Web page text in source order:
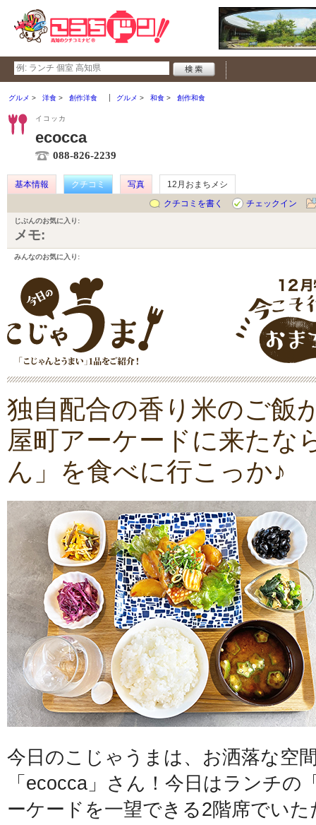
グルメ 洋食 創作洋食 グルメ 和食 創作和食
イコッカ
ecocca
088-826-2239
基本情報 クチコミ 写真
12月おまちメシ
クチコミを書く
チェックイン
じぶんのお気に入り:
メモ:
みんなのお気に入り:
独自配合の香り米のご飯
屋町アーケードに来たな
ん」を食べに行こっか♪
今日のこじゃうまは、お洒落な空
「ecocca」さん！今日はランチ
ーケードを一望できる2階席でい